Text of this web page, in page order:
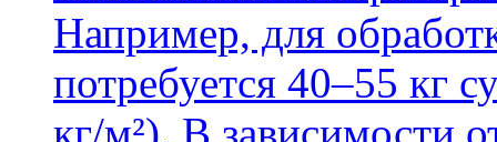
Например, для
потребуется 40–55 кг
кг/м²). В зависимости